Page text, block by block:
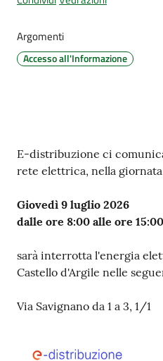
Amministrazione
Tutti
Seguici
su
Argomenti
Accesso all'Informazione
Contenuto
E-distribuzione ci
rete elettrica, nella
Giovedì 9 luglio 2026
dalle ore 8:00 alle ore 15:00
sarà interrotta l'energia
Castello d'Argile nelle
Via Savignano da 1 a 3, 1/1